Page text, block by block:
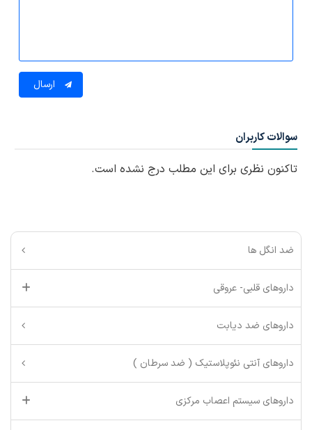
ارسال
سوالات کاربران
تاکنون نظری برای این مطلب درج نشده است.
ضد انگل ها
داروهای قلبی- عروقی
داروهای ضد دیابت
داروهای آنتی نئوپلاستیک ( ضد سرطان )
داروهای سیستم اعصاب مرکزی